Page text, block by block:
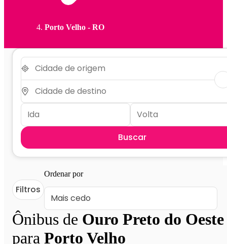
Porto Velho - RO
Buscar
Ônibus de Ouro Preto do Oeste
para Porto Velho
Filtros
Ordenar por